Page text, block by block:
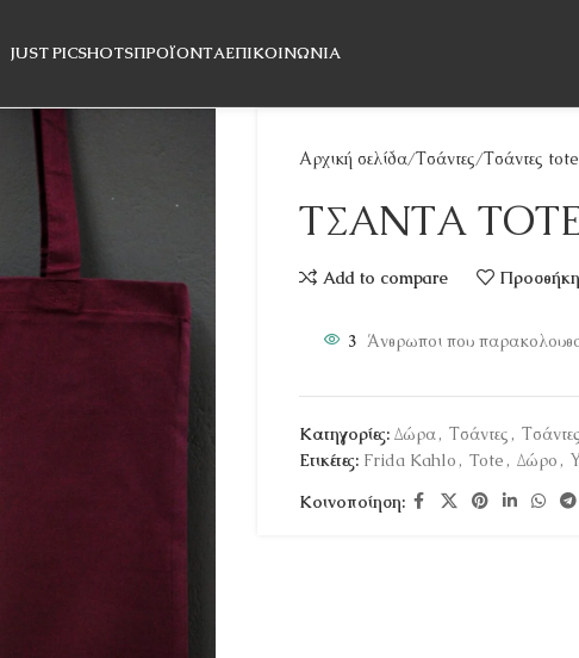
JUST PICSHOTSΠΡΟΪΌΝΤΑΕΠΙΚΟΙΝΩΝΊΑ
Αρχική σελίδα Τσάντες Τσάντες tote
ΤΣΑΝΤΑ
Add to compare Προσθήκη
3 Άνθρωποι που
Κατηγορίες: Δώρα, Τσάντες ,
Ετικέτες: Frida Kahlo , Tote , Δώρο ,
Κοινοποίηση: